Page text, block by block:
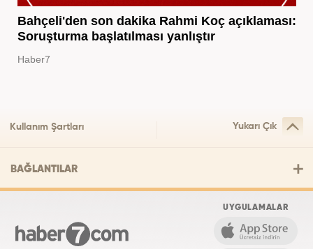
Bahçeli'den son dakika Rahmi Koç açıklaması:
Soruşturma başlatılması yanlıştır
Haber7
Kullanım Şartları Yukarı Çık
BAĞLANTILAR
UYGULAMALAR